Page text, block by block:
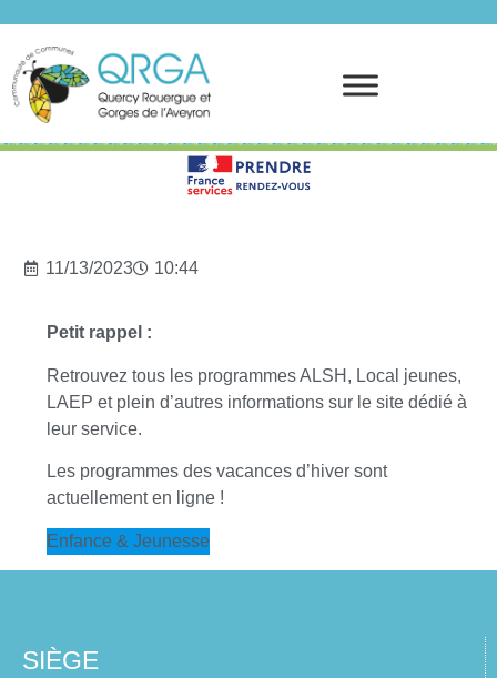
11/13/2023 10:44
Petit rappel :
Retrouvez tous les programmes ALSH, Local jeunes,
LAEP et plein d’autres informations sur le site dédié à
leur service.
Les programmes des vacances d’hiver sont
actuellement en ligne !
Enfance & Jeunesse
SIÈGE